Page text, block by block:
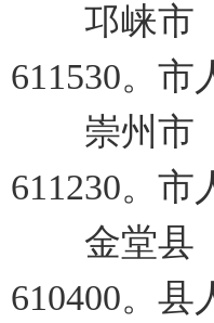
邛崃市
611530。
崇州市
611230。
金堂县
610400。